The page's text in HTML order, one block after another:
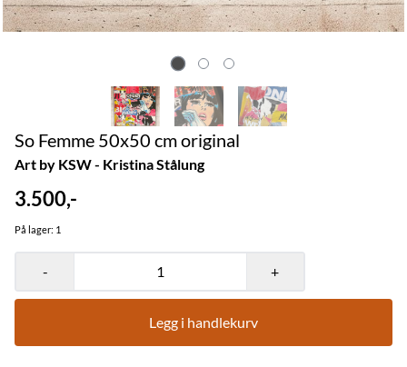
So Femme 50x50 cm original
Art by KSW - Kristina Stålung
3.500,-
På lager: 1
- +
Legg i handlekurv